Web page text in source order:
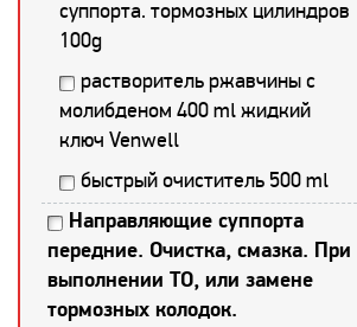
суппорта. тормозных цилиндров
100g
растворитель ржавчины с
молибденом 400 ml жидкий
ключ Venwell
быстрый очиститель 500 ml
Направляющие суппорта
передние. Очистка, смазка. При
выполнении ТО, или замене
тормозных колодок.